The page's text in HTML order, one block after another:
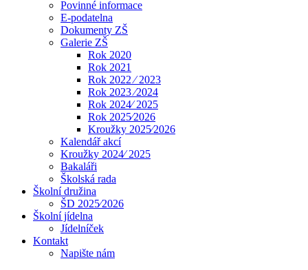
Povinné informace
E-podatelna
Dokumenty ZŠ
Galerie ZŠ
Rok 2020
Rok 2021
Rok 2022 ⁄ 2023
Rok 2023 ⁄2024
Rok 2024⁄ 2025
Rok 2025⁄2026
Kroužky 2025⁄2026
Kalendář akcí
Kroužky 2024⁄ 2025
Bakaláři
Školská rada
Školní družina
ŠD 2025⁄2026
Školní jídelna
Jídelníček
Kontakt
Napište nám